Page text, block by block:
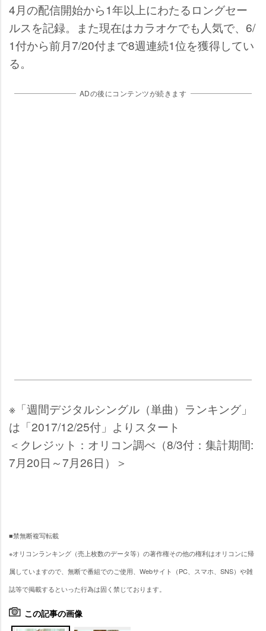
4月の配信開始から1年以上にわたるロングセー
ルスを記録。また現在はカラオケでも人気で、6/
1付から前月7/20付まで8週連続1位を獲得してい
る。
ADの後にコンテンツが続きます
※「週間デジタルシングル（単曲）ランキング」
は「2017/12/25付」よりスタート
＜クレジット：オリコン調べ（8/3付：集計期間:
7月20日～7月26日）＞
■禁無断複写転載
※オリコンランキング（売上枚数のデータ等）の著作権その他の権利はオリコンに帰
属していますので、無断で番組でのご使用、Webサイト（PC、スマホ、SNS）や雑
誌等で掲載するといった行為は固く禁じております。
この記事の画像